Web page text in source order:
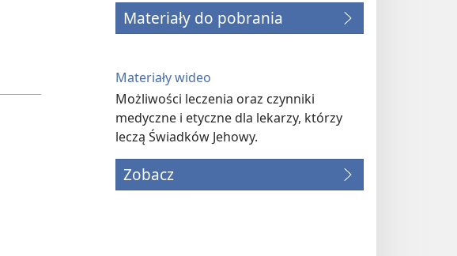
Materiały do pobrania
Materiały wideo
Możliwości leczenia oraz czynniki
medyczne i etyczne dla lekarzy, którzy
leczą Świadków Jehowy.
Zobacz